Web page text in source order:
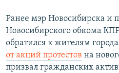
Ранее мэр Новосибирска и
Новосибирского обкома
обратился к жителям
от акций протестов на
призвал гражданских